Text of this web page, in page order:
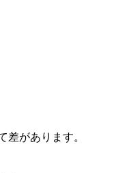
があります。